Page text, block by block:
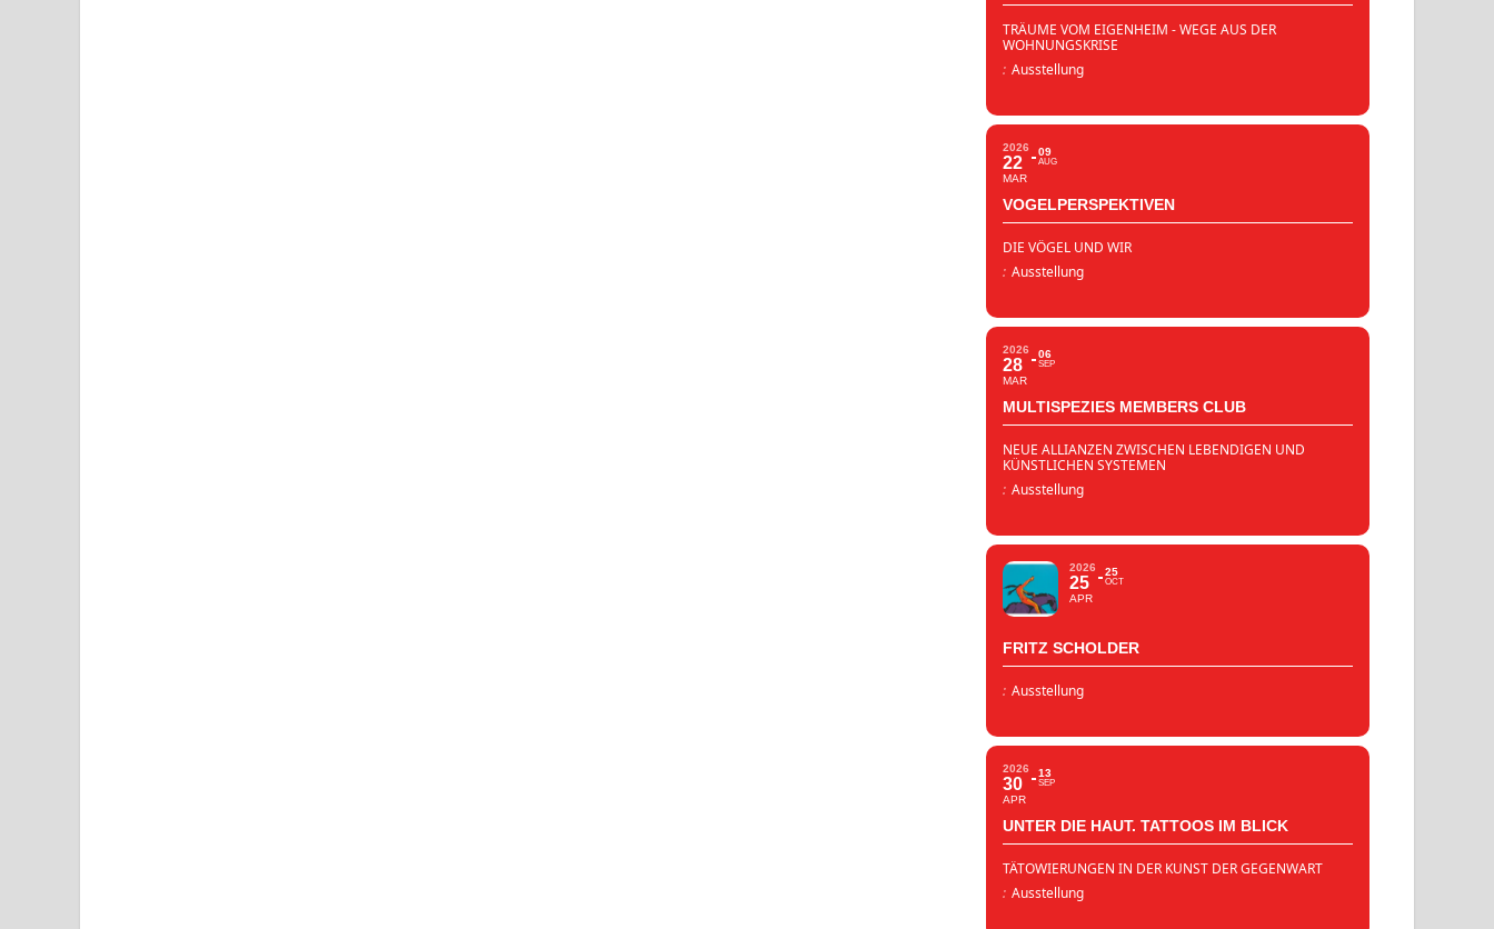
TRÄUME VOM EIGENHEIM - WEGE AUS DER
WOHNUNGSKRISE
: Ausstellung
2026
22
MAR
09
AUG
VOGELPERSPEKTIVEN
DIE VÖGEL UND WIR
: Ausstellung
2026
28
MAR
06
SEP
MULTISPEZIES MEMBERS CLUB
NEUE ALLIANZEN ZWISCHEN LEBENDIGEN UND
KÜNSTLICHEN SYSTEMEN
: Ausstellung
2026
25
APR
25
OCT
FRITZ SCHOLDER
: Ausstellung
2026
30
APR
13
SEP
UNTER DIE HAUT. TATTOOS IM BLICK
TÄTOWIERUNGEN IN DER KUNST DER GEGENWART
: Ausstellung